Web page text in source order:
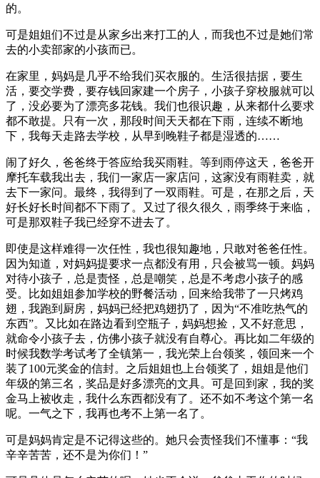
的。
可是姐姐们不过是从家乡出来打工的人，而我也不过是她们常
去的小卖部家的小孩而已。
在家里，妈妈是几乎不给我们买衣服的。生活很拮据，要生
活，要交学费，要存钱回家建一个房子，小孩子穿校服就可以
了，没必要为了漂亮多花钱。我们也很识趣，从来都什么要求
都不敢提。只有一次，那段时间天天都在下雨，连续不断地
下，我每天走路去学校，从早到晚鞋子都是湿透的……
闹了好久，爸爸终于答应给我买雨鞋。等到雨停这天，爸爸开
摩托车载我出去，我们一家店一家店问，这家没有雨鞋卖，就
去下一家问。最终，我得到了一双雨鞋。可是，在那之后，天
好长好长时间都不下雨了。又过了很久很久，雨季终于来临，
可是那双鞋子我已经穿不进去了。
即使是这样难得一次任性，我也很知趣地，只敢对爸爸任性。
因为知道，对妈妈提要求一点都没有用，只会被骂一顿。妈妈
对待小孩子，总是责怪，总是嘲笑，总是不考虑小孩子的感
受。比如姐姐参加学校的野餐活动，回来给我带了一只烤鸡
翅，我跑到厨房，妈妈已经把鸡翅扔了，因为“不准吃热气的
东西”。又比如在路边看到空瓶子，妈妈想捡，又不好意思，
就命令小孩子去，仿佛小孩子就没有自尊心。再比如二年级的
时候我数学考试考了全镇第一，我光荣上台领奖，领回来一个
装了100元奖金的信封。之后姐姐也上台领奖了，姐姐是他们
年级的第三名，奖品是好多漂亮的文具。可是回到家，我的奖
金马上被收走，我什么东西都没有了。还不如不考这个第一名
呢。一气之下，我再也考不上第一名了。
可是妈妈肯定是不记得这些的。她只会责怪我们不懂事：“我
辛辛苦苦，还不是为你们！”